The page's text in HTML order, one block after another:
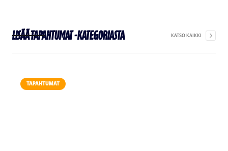
LisääTapahtumat-kategoriasta KATSO KAIKKI
TAPAHTUMAT